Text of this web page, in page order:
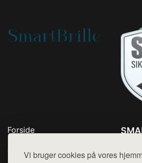
Vi bruger cookies på vores
Forside
Top Rabatter